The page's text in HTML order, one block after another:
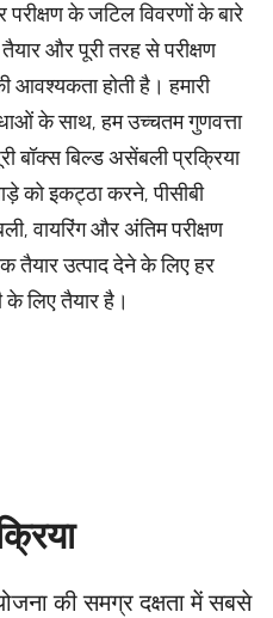
के जटिल विवरणों के बारे
और पूरी तरह से परीक्षण
आवश्यकता होती है। हमारी
के साथ, हम उच्चतम गुणवत्ता
बॉक्स बिल्ड असेंबली प्रक्रिया
को इकट्ठा करने, पीसीबी
वायरिंग और अंतिम परीक्षण
उत्पाद देने के लिए हर
लिए तैयार है।
की समग्र दक्षता में सबसे